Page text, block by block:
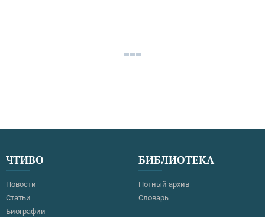
ЧТИВО
Новости
Статьи
Биографии
БИБЛИОТЕКА
Нотный архив
Словарь